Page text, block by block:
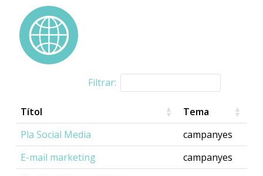
Filtrar:
Títol
Tema
Pla Social Media
campanyes
E-mail marketing
campanyes